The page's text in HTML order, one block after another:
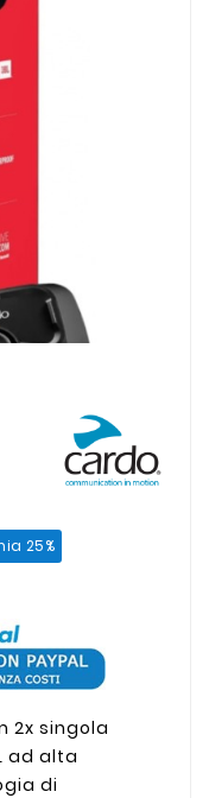
25%
2x singola
ad alta
di